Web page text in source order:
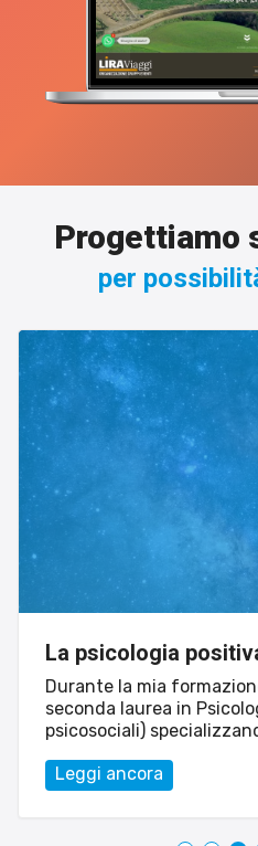
Progettiamo
per
La psicologia
Durante la mia
seconda laurea in
psicosociali)
Leggi ancora